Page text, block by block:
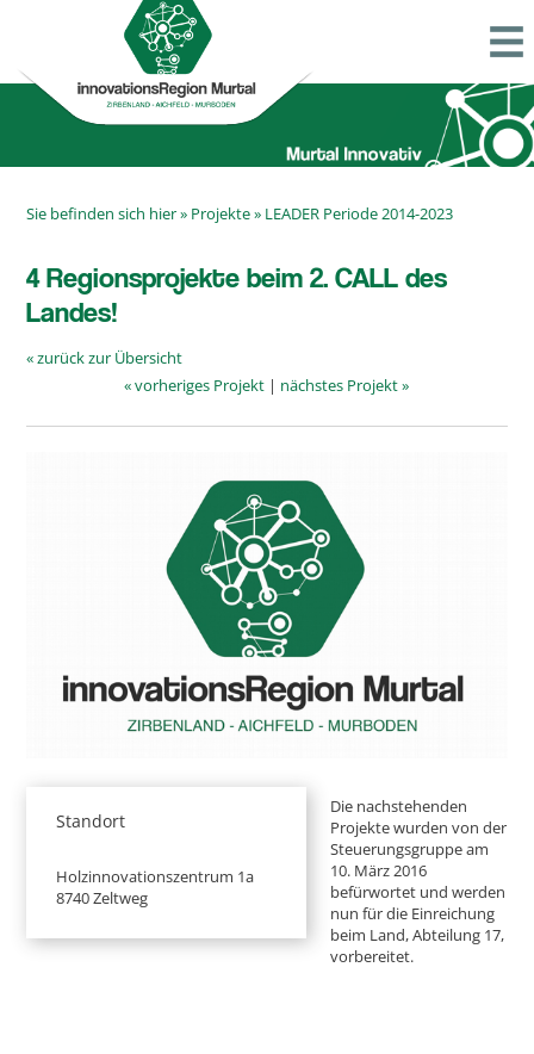
Sie befinden sich hier » Projekte» LEADER Periode 2014-2023
4 Regionsprojekte beim 2. CALL des
Landes!
« zurück zur Übersicht
« vorheriges Projekt | nächstes Projekt »
Standort
Holzinnovationszentrum 1a
8740 Zeltweg
Die nachstehenden
Projekte wurden von der
Steuerungsgruppe am
10. März 2016
befürwortet und werden
nun für die Einreichung
beim Land, Abteilung 17,
vorbereitet.